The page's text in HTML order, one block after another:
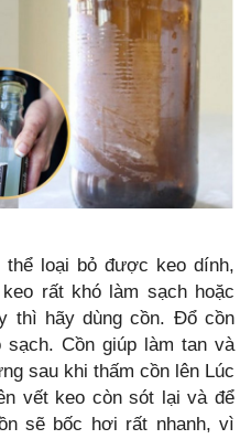
loại bỏ được keo dính,
rất khó làm sạch hoặc
thì hãy dùng cồn. Đổ cồn
Cồn giúp làm tan và
sau khi thấm cồn lên Lúc
vết keo còn sót lại và để
sẽ bốc hơi rất nhanh, vì